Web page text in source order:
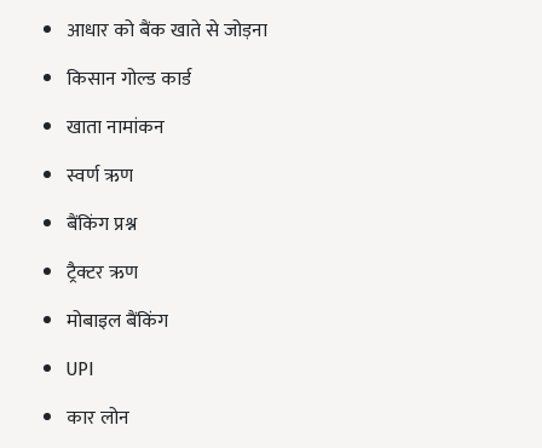
आधार को बैंक खाते से जोड़ना
किसान गोल्ड कार्ड
खाता नामांकन
स्वर्ण ऋण
बैंकिंग प्रश्न
ट्रैक्टर ऋण
मोबाइल बैंकिंग
UPI
कार लोन